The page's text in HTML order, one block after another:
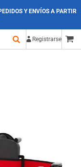
Y ENVÍOS A PARTIR
Registrarse